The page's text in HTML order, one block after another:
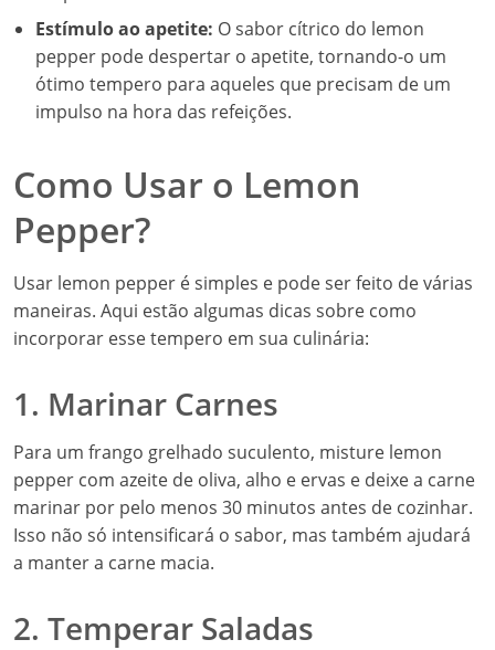
Estímulo ao apetite: O sabor cítrico do lemon
pepper pode despertar o apetite, tornando-o um
ótimo tempero para aqueles que precisam de um
impulso na hora das refeições.
Como Usar o Lemon
Pepper?
Usar lemon pepper é simples e pode ser feito de várias
maneiras. Aqui estão algumas dicas sobre como
incorporar esse tempero em sua culinária:
1. Marinar Carnes
Para um frango grelhado suculento, misture lemon
pepper com azeite de oliva, alho e ervas e deixe a carne
marinar por pelo menos 30 minutos antes de cozinhar.
Isso não só intensificará o sabor, mas também ajudará
a manter a carne macia.
2. Temperar Saladas